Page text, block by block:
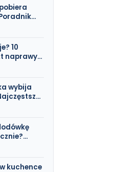
10
naprawy
wybija
kroku
kuchence